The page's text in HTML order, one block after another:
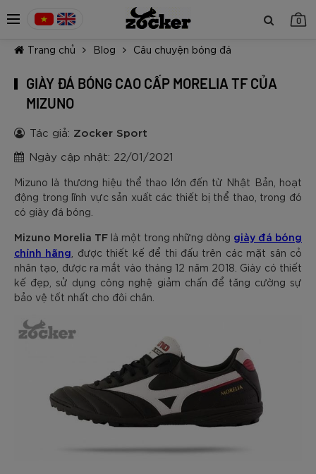
0
Trang chủ Blog Câu chuyện bóng đá
GIÀY ĐÁ BÓNG CAO CẤP MORELIA TF CỦA
MIZUNO
Tác giả: Zocker Sport
Ngày cập nhật: 22/01/2021
Mizuno là thương hiệu thể thao lớn đến từ Nhật Bản, hoạt
động trong lĩnh vực sản xuất các thiết bị thể thao, trong đó
có giày đá bóng.
Mizuno Morelia TF là một trong những dòng giày đá bóng
chính hãng , được thiết kế để thi đấu trên các mặt sân cỏ
nhân tạo, được ra mắt vào tháng 12 năm 2018. Giày có thiết
kế đẹp, sử dụng công nghệ giảm chấn để tăng cường sự
bảo vệ tốt nhất cho đôi chân.